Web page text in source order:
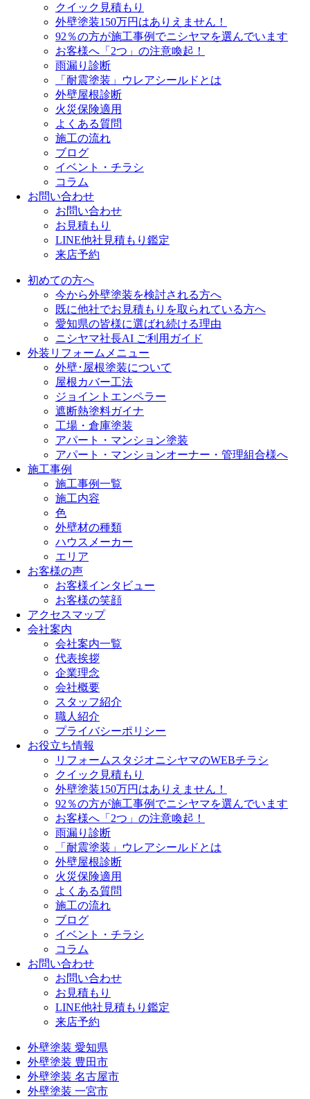
クイック見積もり
外壁塗装150万円はありえません！
92％の方が施工事例でニシヤマを選んでいます
お客様へ「2つ」の注意喚起！
雨漏り診断
「耐震塗装」ウレアシールドとは
外壁屋根診断
火災保険適用
よくある質問
施工の流れ
ブログ
イベント・チラシ
コラム
お問い合わせ
お問い合わせ
お見積もり
LINE他社見積もり鑑定
来店予約
初めての方へ
今から外壁塗装を検討される方へ
既に他社でお見積もりを取られている方へ
愛知県の皆様に選ばれ続ける理由
ニシヤマ社長AI ご利用ガイド
外装リフォームメニュー
外壁･屋根塗装について
屋根カバー工法
ジョイントエンペラー
遮断熱塗料ガイナ
工場・倉庫塗装
アパート・マンション塗装
アパート・マンションオーナー・管理組合様へ
施工事例
施工事例一覧
施工内容
色
外壁材の種類
ハウスメーカー
エリア
お客様の声
お客様インタビュー
お客様の笑顔
アクセスマップ
会社案内
会社案内一覧
代表挨拶
企業理念
会社概要
スタッフ紹介
職人紹介
プライバシーポリシー
お役立ち情報
リフォームスタジオニシヤマのWEBチラシ
クイック見積もり
外壁塗装150万円はありえません！
92％の方が施工事例でニシヤマを選んでいます
お客様へ「2つ」の注意喚起！
雨漏り診断
「耐震塗装」ウレアシールドとは
外壁屋根診断
火災保険適用
よくある質問
施工の流れ
ブログ
イベント・チラシ
コラム
お問い合わせ
お問い合わせ
お見積もり
LINE他社見積もり鑑定
来店予約
外壁塗装 愛知県
外壁塗装 豊田市
外壁塗装 名古屋市
外壁塗装 一宮市